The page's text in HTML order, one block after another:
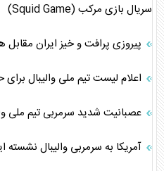
سریال بازی مرکب (Squid Game)
پیروزی پرافت و خیز ایران
اعلام لیست تیم ملی والیبال برای
عصبانیت شدید سرمربی تیم ملی
آمریکا به سرمربی والیبال نشسته